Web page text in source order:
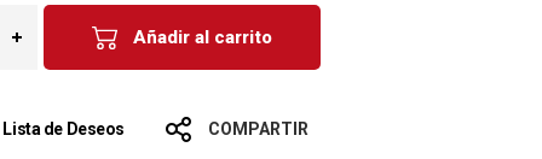
Añadir al carrito
de Deseos COMPARTIR